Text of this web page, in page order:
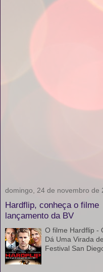
domingo, 24 de novembro de
Hardflip, conheça o filme
lançamento da BV
O filme Hardflip -
Dá Uma Virada
Festival San